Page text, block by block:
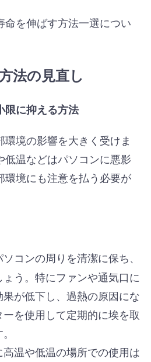
を伸ばす方法一選につい
法の見直し
限に抑える方法
環境の影響を大きく受けま
温などはパソコンに悪影
環境にも注意を払う必要が
コンの周りを清潔に保ち、
う。特にファンや通気口に
が低下し、過熱の原因にな
を使用して定期的に埃を取
高温や低温の場所での使用は